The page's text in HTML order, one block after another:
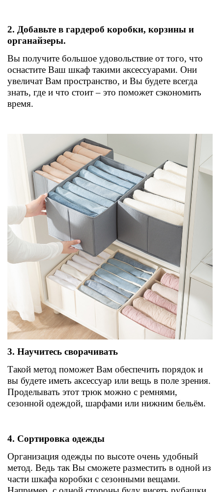
2. Добавьте в гардероб коробки, корзины и
органайзеры.
Вы получите большое удовольствие от того, что
оснастите Ваш шкаф такими аксессуарами. Они
увеличат Вам пространство, и Вы будете всегда
знать, где и что стоит – это поможет сэкономить
время.
3. Научитесь сворачивать
Такой метод поможет Вам обеспечить порядок и
вы будете иметь аксессуар или вещь в поле зрения.
Проделывать этот трюк можно с ремнями,
сезонной одеждой, шарфами или нижним бельём.
4. Сортировка одежды
Организация одежды по высоте очень удобный
метод. Ведь так Вы сможете разместить в одной из
части шкафа коробки с сезонными вещами.